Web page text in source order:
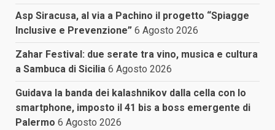
Asp Siracusa, al via a Pachino il progetto “Spiagge
Inclusive e Prevenzione” 6 Agosto 2026
Zahar Festival: due serate tra vino, musica e cultura
a Sambuca di Sicilia 6 Agosto 2026
Guidava la banda dei kalashnikov dalla cella con lo
smartphone, imposto il 41 bis a boss emergente di
Palermo 6 Agosto 2026